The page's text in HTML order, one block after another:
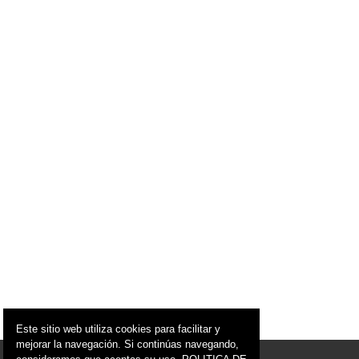
Este sitio web utiliza cookies para facilitar y
mejorar la navegación. Si continúas navegando,